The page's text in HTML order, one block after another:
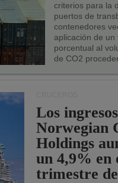
criterios para la
puertos de
contenedores
aplicación de
porcentual al
de CO2
Los
Norwegian
Holdings
un 4,9% en
trimestre